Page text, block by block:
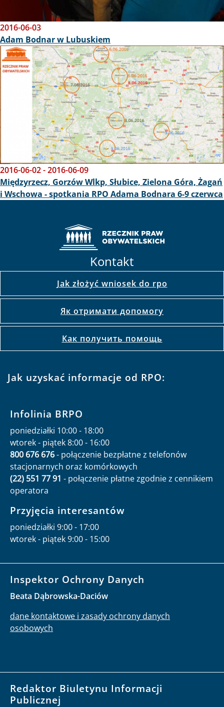
2016-06-03
Adam Bodnar w Lubuskiem
Obraz
2016-06-02-2016-06-09
Międzyrzecz, Gorzów Wlkp, Słubice, Zielona Góra, Żagań
i Wschowa - spotkania RPO Adama Bodnara 6-9 czerwca
Kontakt
Jak złożyć wniosek do rpo
Як отримати допомогу
Как получить помощь
Jak uzyskać informacje od RPO:
Infolinia BRPO
poniedziałki 10:00 - 18:00
wtorek - piątek 8:00 - 16:00
800 676 676- połączenie bezpłatne z telefonów
stacjonarnych oraz komórkowych
(22) 551 77 91 - połączenie płatne zgodnie z cennikiem
operatora
Przyjęcia interesantów
poniedziałki 9:00 - 17:00
wtorek - piątek 9:00 - 15:00
Inspektor Ochrony Danych
Beata Dąbrowska-Daciów
dane kontaktowe i zasady ochrony danych
osobowych
Redaktor Biuletynu Informacji
Publicznej